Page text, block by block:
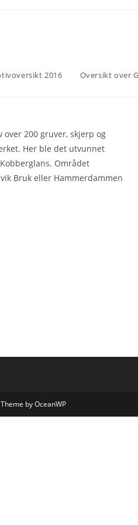
2016 Oversikt over
over 200 gruver, skjerp og
Her ble det utvunnet
Området
Bruk eller Hammerdammen
by OceanWP